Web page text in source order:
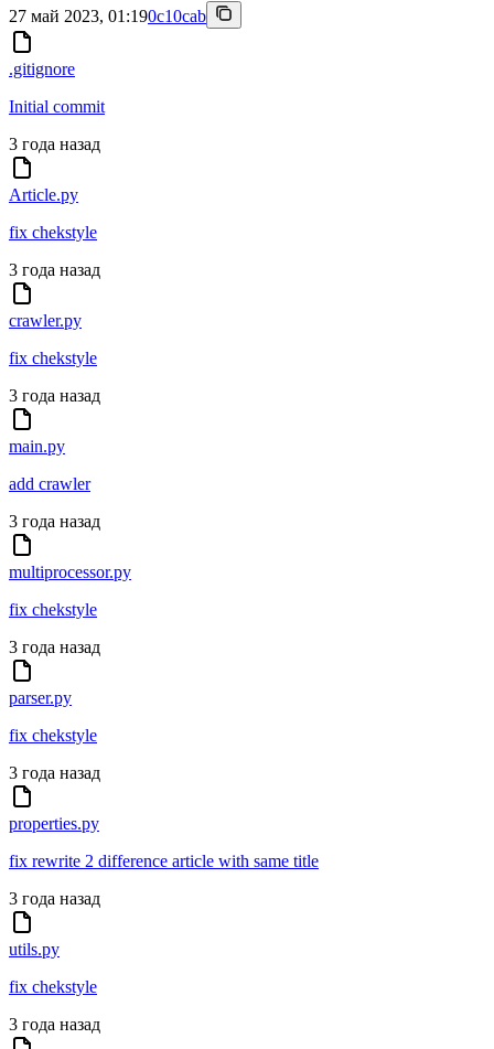
27 май 2023, 01:190c10cab
.gitignore
Initial commit
3 года назад
Article.py
fix chekstyle
3 года назад
crawler.py
fix chekstyle
3 года назад
main.py
add crawler
3 года назад
multiprocessor.py
fix chekstyle
3 года назад
parser.py
fix chekstyle
3 года назад
properties.py
fix rewrite 2 difference article with same title
3 года назад
utils.py
fix chekstyle
3 года назад